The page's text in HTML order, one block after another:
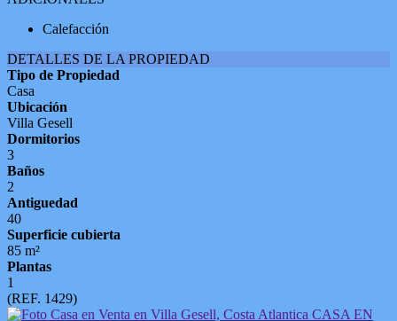
Calefacción
DETALLES DE LA PROPIEDAD
Tipo de Propiedad
Casa
Ubicación
Villa Gesell
Dormitorios
3
Baños
2
Antiguedad
40
Superficie cubierta
85 m²
Plantas
1
(REF. 1429)